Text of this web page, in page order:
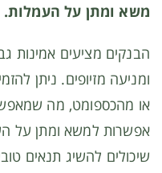
משא ומתן על העמלות.
הבנקים מציעים אמינות
ומניעה מזיופים. ניתן
או מהכספומט, מה
אפשרות למשא ומתן על
שיכולים להשיג תנאים